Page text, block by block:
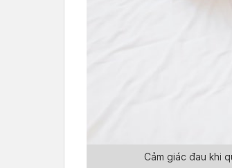
Cảm giác đau khi